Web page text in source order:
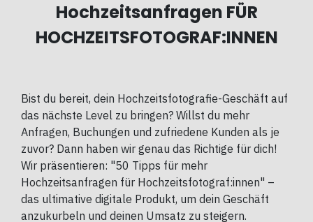
Hochzeitsanfragen FÜR
HOCHZEITSFOTOGRAF:INNEN
Bist du bereit, dein Hochzeitsfotografie-Geschäft auf
das nächste Level zu bringen? Willst du mehr
Anfragen, Buchungen und zufriedene Kunden als je
zuvor? Dann haben wir genau das Richtige für dich!
Wir präsentieren: "50 Tipps für mehr
Hochzeitsanfragen für Hochzeitsfotograf:innen" –
das ultimative digitale Produkt, um dein Geschäft
anzukurbeln und deinen Umsatz zu steigern.